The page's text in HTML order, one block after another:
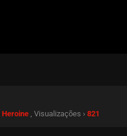
Heroine , Visualizações › 821